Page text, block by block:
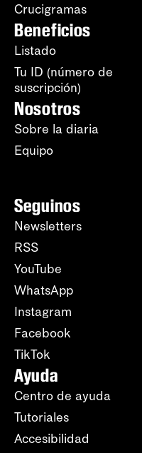
Crucigramas
Beneficios
Listado
Tu ID (número de
suscripción)
Nosotros
Sobre la diaria
Equipo
Seguinos
Newsletters
RSS
YouTube
WhatsApp
Instagram
Facebook
TikTok
Ayuda
Centro de ayuda
Tutoriales
Accesibilidad